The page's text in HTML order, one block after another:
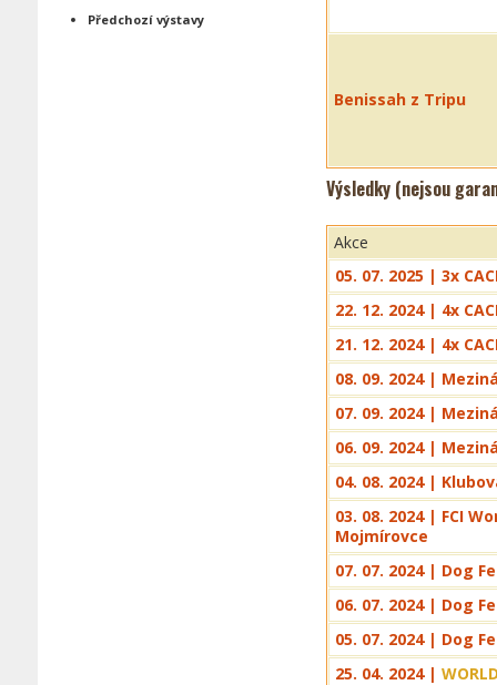
Benissah z Tripu
Výsledky (nejsou
Akce
05. 07. 2025 | 3x
22. 12. 2024 | 4x
21. 12. 2024 | 4x
08. 09. 2024 |
07. 09. 2024 |
06. 09. 2024 |
04. 08. 2024 |
03. 08. 2024 | FCI
Mojmírovce
07. 07. 2024 | Dog
06. 07. 2024 | Dog
05. 07. 2024 | Dog
25. 04. 2024 |
Předchozí výstavy